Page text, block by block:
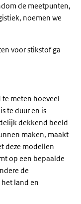
de meetpunten,
noemen we
voor stikstof ga
meten hoeveel
te duur en is
dekkend beeld
maken, maakt
deze modellen
op een bepaalde
de
land en